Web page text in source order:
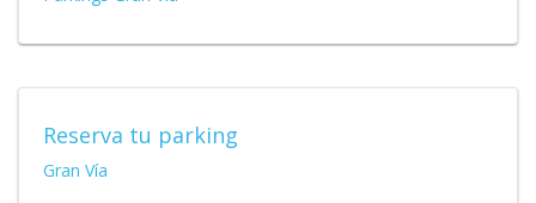
Reserva tu parking
Gran Vía